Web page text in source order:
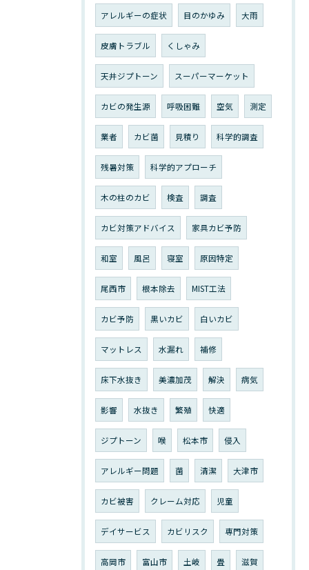
アレルギーの症状 目のかゆみ 大雨
皮膚トラブル くしゃみ
天井ジプトーン スーパーマーケット
カビの発生源 呼吸困難 空気 測定
業者 カビ菌 見積り 科学的調査
残暑対策 科学的アプローチ
木の柱のカビ 検査 調査
カビ対策アドバイス 家具カビ予防
和室 風呂 寝室 原因特定
尾西市 根本除去 MIST工法
カビ予防 黒いカビ 白いカビ
マットレス 水漏れ 補修
床下水抜き 美濃加茂 解決 病気
影響 水抜き 繁殖 快適
ジプトーン 喉 松本市 侵入
アレルギー問題 菌 清潔 大津市
カビ被害 クレーム対応 児童
デイサービス カビリスク 専門対策
高岡市 富山市 土岐 畳 滋賀